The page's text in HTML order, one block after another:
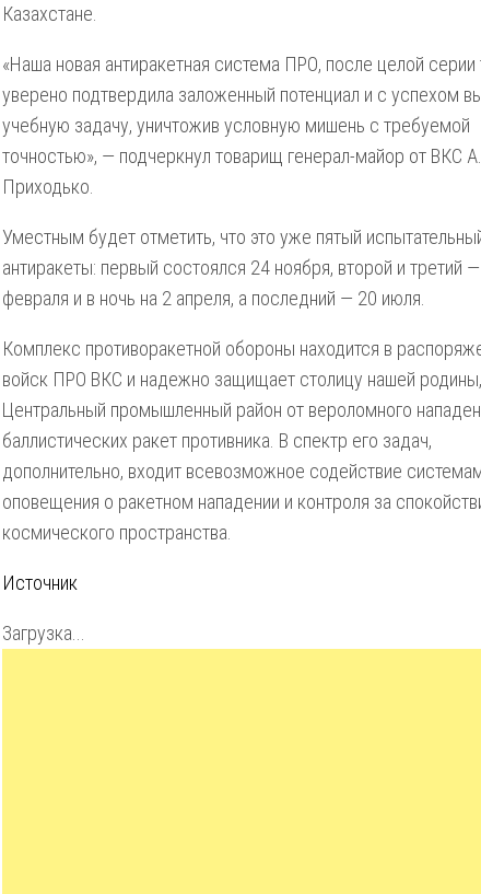
Казахстане.
«Наша новая антиракетная система ПРО, после целой серии
уверено подтвердила заложенный потенциал и с успехом
учебную задачу, уничтожив условную мишень с требуемой
точностью», — подчеркнул товарищ генерал-майор от ВКС А.
Приходько.
Уместным будет отметить, что это уже пятый
антиракеты: первый состоялся 24 ноября, второй и третий
февраля и в ночь на 2 апреля, а последний — 20 июля.
Комплекс противоракетной обороны находится в
войск ПРО ВКС и надежно защищает столицу нашей
Центральный промышленный район от вероломного
баллистических ракет противника. В спектр его задач,
дополнительно, входит всевозможное содействие
оповещения о ракетном нападении и контроля за
космического пространства.
Источник
Загрузка...